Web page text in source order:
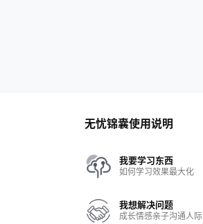
无忧锦囊使用说明
我要学习东西
如何学习效果最大化
我想解决问题
成长情感亲子沟通人际